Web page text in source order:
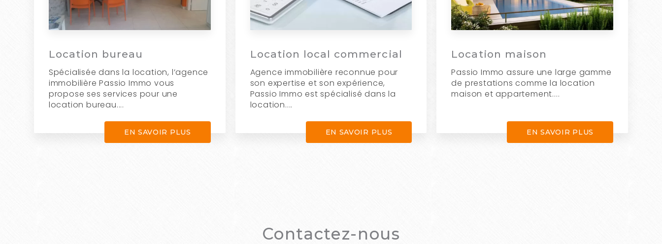
Location bureau
Spécialisée dans la location, l’agence
immobilière Passio Immo vous
propose ses services pour une
location bureau....
EN SAVOIR PLUS
Location local commercial
Agence immobilière reconnue pour
son expertise et son expérience,
Passio Immo est spécialisé dans la
location....
EN SAVOIR PLUS
Location maison
Passio Immo assure une large gamme
de prestations comme la location
maison et appartement....
EN SAVOIR PLUS
Contactez-nous